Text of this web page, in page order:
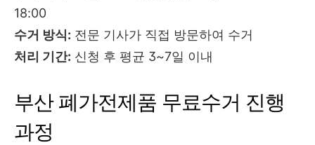
18:00
수거 방식: 전문 기사가 직접 방문하여 수거
처리 기간: 신청 후 평균 3~7일 이내
부산 폐가전제품 무료수거 진행
과정